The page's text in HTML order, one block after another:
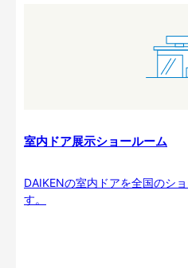
室内ドア展示ショールーム
DAIKENの室内ドアを全国のシ
す。